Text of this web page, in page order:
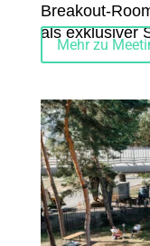
Breakout-
als exklusiver
Mehr zu